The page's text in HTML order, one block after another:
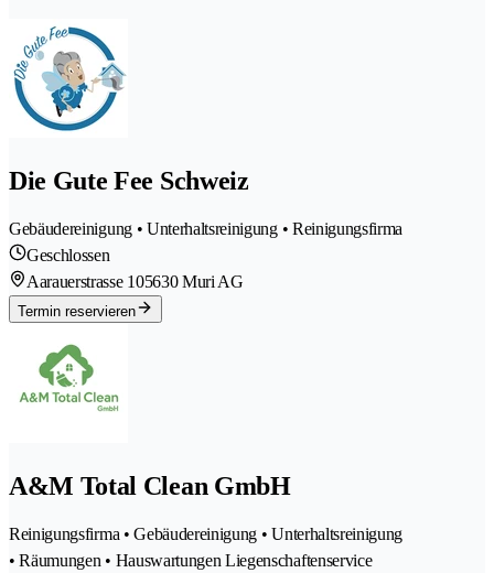
Die Gute Fee Schweiz
Gebäudereinigung • Unterhaltsreinigung • Reinigungsfirma
Geschlossen
Aarauerstrasse 105630 Muri AG
Termin reservieren
A&M Total Clean GmbH
Reinigungsfirma • Gebäudereinigung • Unterhaltsreinigung
• Räumungen • Hauswartungen Liegenschaftenservice